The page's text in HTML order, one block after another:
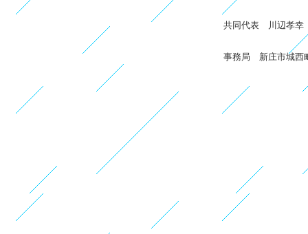
共同代表 川辺孝
事務局 新庄市城西